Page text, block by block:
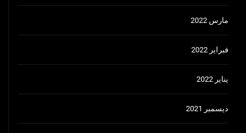
مارس 2022
فبراير 2022
يناير 2022
ديسمبر 2021